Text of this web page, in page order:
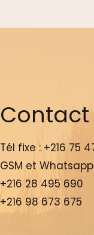
Contact
Tél fixe : +216 75
GSM et
+216 28 495 690
+216 98 673 675